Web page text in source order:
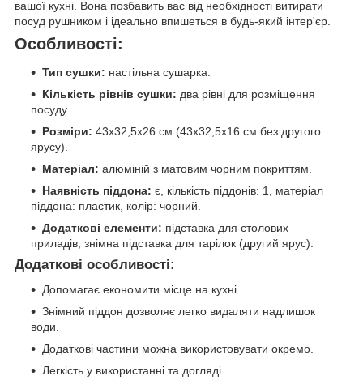
вашої кухні. Вона позбавить вас від необхідності витирати
посуд рушником і ідеально впишеться в будь-який інтер'єр.
Особливості:
Тип сушки: настільна сушарка.
Кількість рівнів сушки: два рівні для розміщення
посуду.
Розміри: 43х32,5х26 см (43х32,5х16 см без другого
ярусу).
Матеріал: алюміній з матовим чорним покриттям.
Наявність піддона: є, кількість піддонів: 1, матеріал
піддона: пластик, колір: чорний.
Додаткові елементи: підставка для столових
приладів, знімна підставка для тарілок (другий ярус).
Додаткові особливості:
Допомагає економити місце на кухні.
Знімний піддон дозволяє легко видаляти надлишок
води.
Додаткові частини можна використовувати окремо.
Легкість у використанні та догляді.